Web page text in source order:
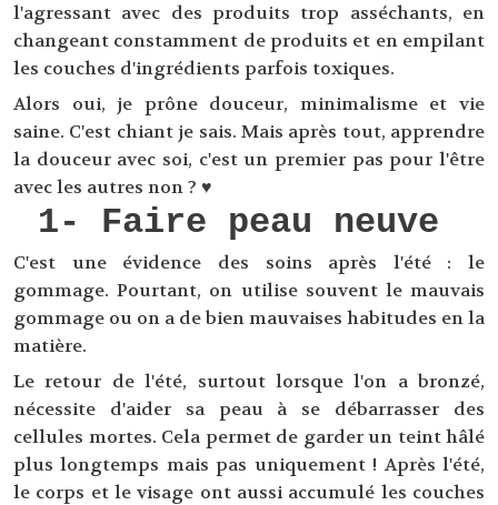
l'agressant avec des produits trop asséchants, en
changeant constamment de produits et en empilant
les couches d'ingrédients parfois toxiques.
Alors oui, je prône douceur, minimalisme et vie
saine. C'est chiant je sais. Mais après tout, apprendre
la douceur avec soi, c'est un premier pas pour l'être
avec les autres non ? ♥
1- Faire peau neuve
C'est une évidence des soins après l'été : le
gommage. Pourtant, on utilise souvent le mauvais
gommage ou on a de bien mauvaises habitudes en la
matière.
Le retour de l'été, surtout lorsque l'on a bronzé,
nécessite d'aider sa peau à se débarrasser des
cellules mortes. Cela permet de garder un teint hâlé
plus longtemps mais pas uniquement ! Après l'été,
le corps et le visage ont aussi accumulé les couches